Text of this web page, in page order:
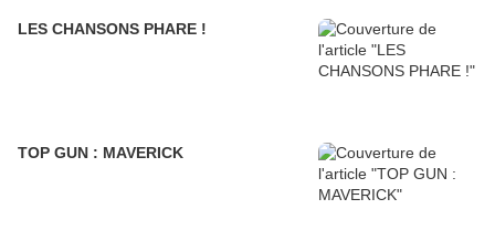
LES CHANSONS PHARE !
TOP GUN : MAVERICK